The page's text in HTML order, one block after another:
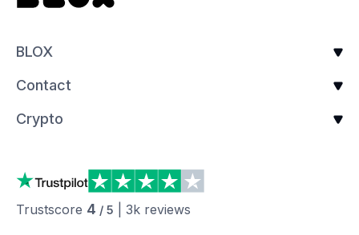
BLOX
Contact
Crypto
Trustscore 4 / 5 3k reviews